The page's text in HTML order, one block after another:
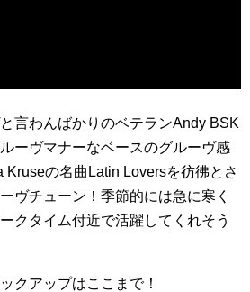
言わんばかりのベテランAndy BSK
ーヴマナーなベースのグルーヴ感
Kruseの名曲Latin Loversを彷彿とさ
ヴチューン！季節的には急に寒く
クタイム付近で活躍してくれそう
クアップはここまで！